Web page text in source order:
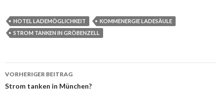
HOTEL LADEMÖGLICHKEIT
KOMMENERGIE LADESÄULE
STROM TANKEN IN GRÖBENZELL
Beitrags-
Navigation
VORHERIGER BEITRAG
Strom tanken in München?